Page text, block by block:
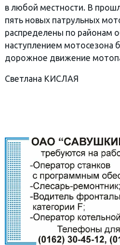
в любой местности. В
пять новых патрульных
распределены по районам
наступлением мотосезона
дорожное движение
Светлана КИСЛАЯ